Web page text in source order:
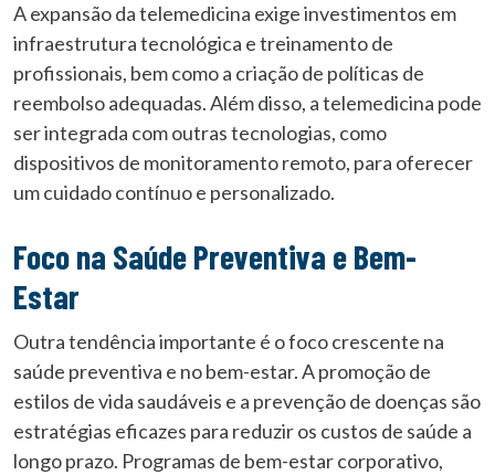
A expansão da telemedicina exige investimentos em
infraestrutura tecnológica e treinamento de
profissionais, bem como a criação de políticas de
reembolso adequadas. Além disso, a telemedicina pode
ser integrada com outras tecnologias, como
dispositivos de monitoramento remoto, para oferecer
um cuidado contínuo e personalizado.
Foco na Saúde Preventiva e Bem-
Estar
Outra tendência importante é o foco crescente na
saúde preventiva e no bem-estar. A promoção de
estilos de vida saudáveis e a prevenção de doenças são
estratégias eficazes para reduzir os custos de saúde a
longo prazo. Programas de bem-estar corporativo,